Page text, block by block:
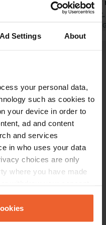
Ad Settings About
your personal data,
such as cookies to
your device in order to
ad and content
and services
in who uses your data
choices are only
where you have made
or by clicking on
Wij
voor €7 per
elektriciteit.
Vertaald door